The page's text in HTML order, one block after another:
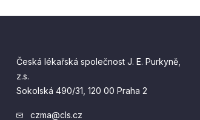
Česká lékařská společnost J. E. Purkyně,
z.s.
Sokolská 490/31, 120 00 Praha 2
czma@cls.cz